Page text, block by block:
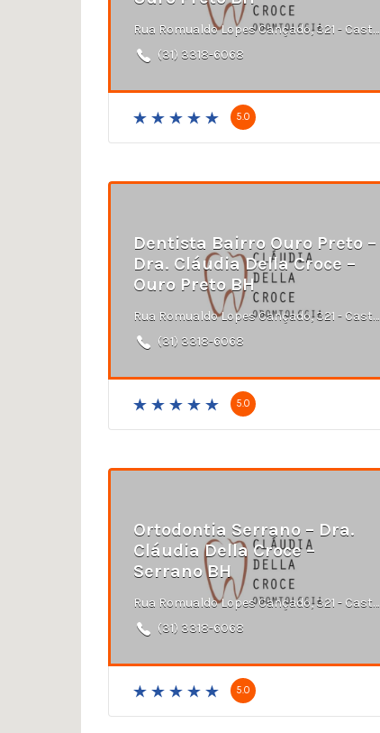
Rua Romualdo Lopes Cançado, 321 - Castelo, Belo Horizonte - MG
(31) 3318-6068
5.0
Dentista Bairro Ouro Preto –
Dra. Cláudia Della Croce –
Ouro Preto BH
Rua Romualdo Lopes Cançado, 321 - Castelo, Belo Horizonte - MG
(31) 3318-6068
5.0
Ortodontia Serrano – Dra.
Cláudia Della Croce –
Serrano BH
Rua Romualdo Lopes Cançado, 321 - Castelo, Belo Horizonte - MG
(31) 3318-6068
5.0